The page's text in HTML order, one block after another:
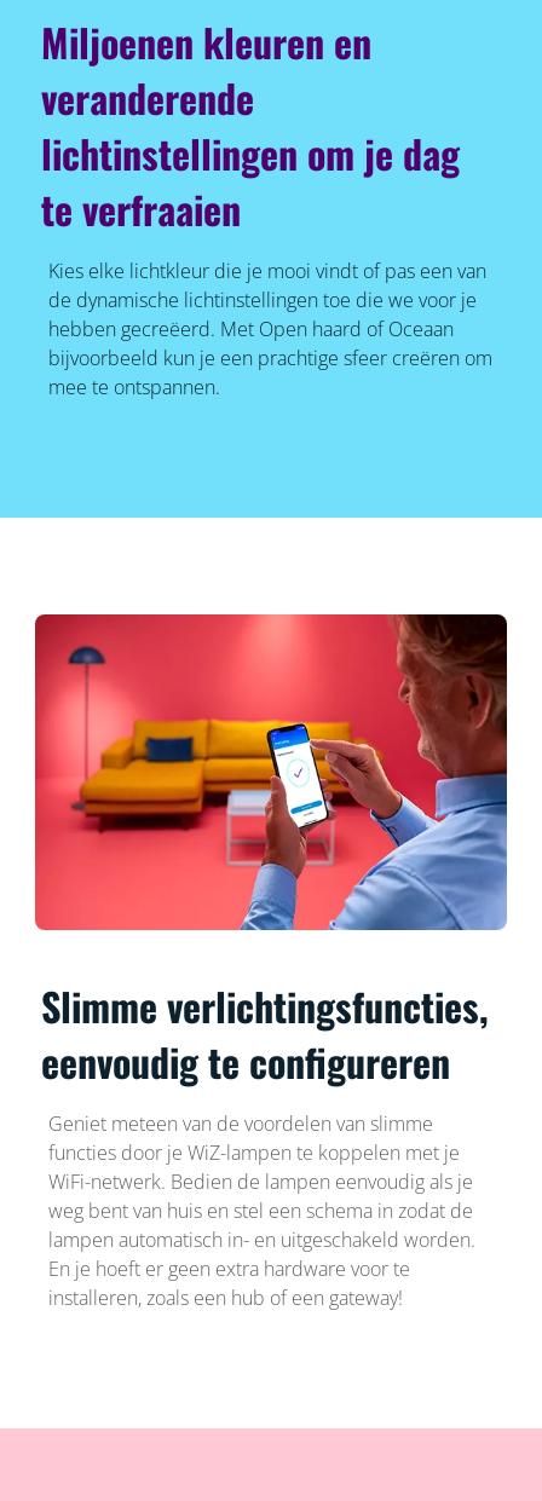
Miljoenen kleuren en
veranderende
lichtinstellingen om je dag
te verfraaien
Kies elke lichtkleur die je mooi vindt of pas een van
de dynamische lichtinstellingen toe die we voor je
hebben gecreëerd. Met Open haard of Oceaan
bijvoorbeeld kun je een prachtige sfeer creëren om
mee te ontspannen.
Slimme verlichtingsfuncties,
eenvoudig te configureren
Geniet meteen van de voordelen van slimme
functies door je WiZ-lampen te koppelen met je
WiFi-netwerk. Bedien de lampen eenvoudig als je
weg bent van huis en stel een schema in zodat de
lampen automatisch in- en uitgeschakeld worden.
En je hoeft er geen extra hardware voor te
installeren, zoals een hub of een gateway!